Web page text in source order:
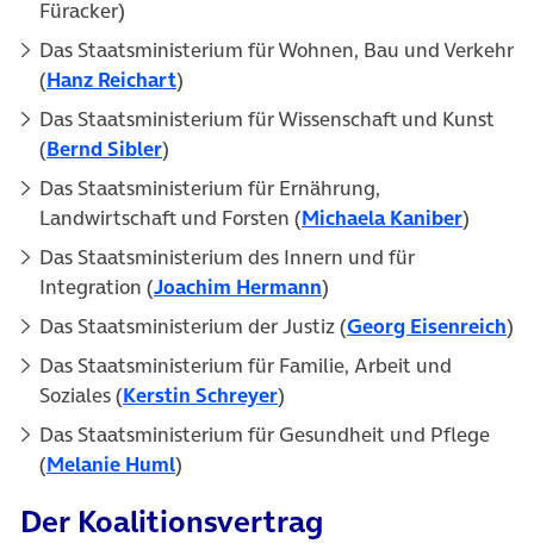
Füracker)
Das Staatsministerium für Wohnen, Bau und Verkehr
(Hanz Reichart(öffnet in neuem Tab)
)
Das Staatsministerium für Wissenschaft und Kunst
(Bernd Sibler(öffnet in neuem Tab)
)
Das Staatsministerium für Ernährung,
Landwirtschaft und Forsten (Michaela Kaniber(öffnet
)
Das Staatsministerium des Innern und für
Integration (Joachim Hermann(öffnet in neuem Tab)
)
Das Staatsministerium der Justiz (Georg Eisenreich)
Das Staatsministerium für Familie, Arbeit und
Soziales (Kerstin Schreyer(öffnet in neuem Tab)
)
Das Staatsministerium für Gesundheit und Pflege
(Melanie Huml(öffnet in neuem Tab)
)
Der Koalitionsvertrag